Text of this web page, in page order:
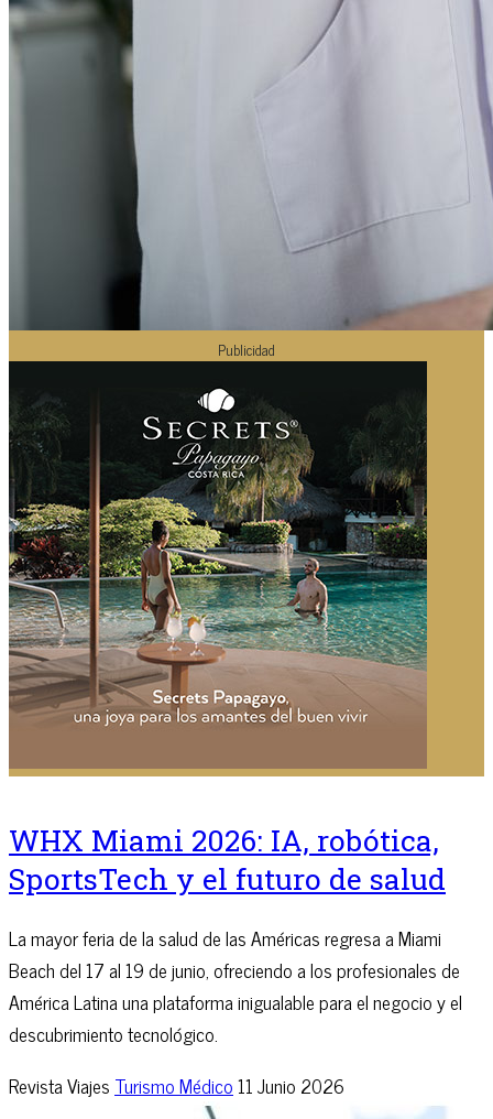
Publicidad
WHX Miami 2026: IA, robótica,
SportsTech y el futuro de salud
La mayor feria de la salud de las Américas regresa a Miami
Beach del 17 al 19 de junio, ofreciendo a los profesionales de
América Latina una plataforma inigualable para el negocio y el
descubrimiento tecnológico.
Revista Viajes Turismo Médico11 Junio 2026